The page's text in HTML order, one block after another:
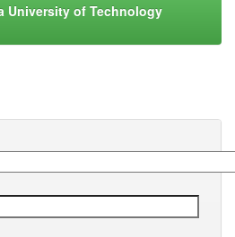
University of Technology